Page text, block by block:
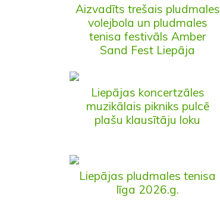
Aizvadīts trešais pludmales
volejbola un pludmales
tenisa festivāls Amber
Sand Fest Liepāja
Liepājas koncertzāles
muzikālais pikniks pulcē
plašu klausītāju loku
Liepājas pludmales tenisa
līga 2026.g.